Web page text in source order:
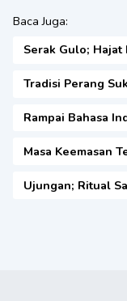
Baca Juga:
Serak Gulo; Hajat
Tradisi Perang
Rampai Bahasa
Masa Keemasan
Ujungan; Ritual